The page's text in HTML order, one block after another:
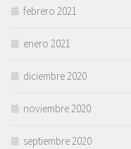
febrero 2021
enero 2021
diciembre 2020
noviembre 2020
septiembre 2020